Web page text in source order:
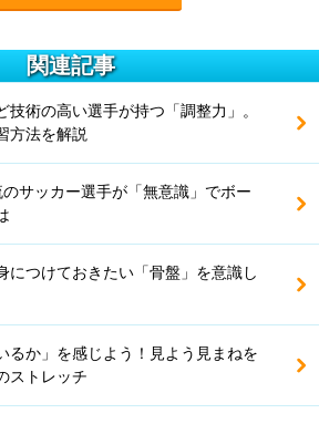
関連記事
技術の高い選手が持つ「調整力」。
方法を解説
サッカー選手が「無意識」でボー
につけておきたい「骨盤」を意識し
るか」を感じよう！見よう見まねを
ストレッチ